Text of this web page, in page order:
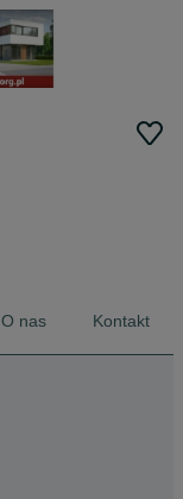
O nas Kontakt